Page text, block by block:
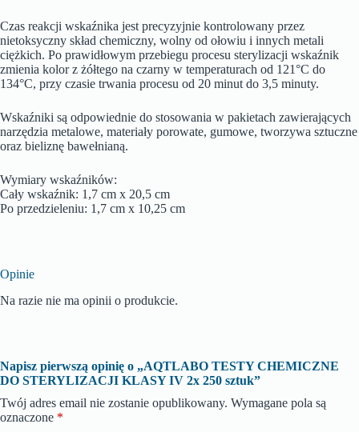
Czas reakcji wskaźnika jest precyzyjnie kontrolowany przez
nietoksyczny skład chemiczny, wolny od ołowiu i innych metali
ciężkich. Po prawidłowym przebiegu procesu sterylizacji wskaźnik
zmienia kolor z żółtego na czarny w temperaturach od 121°C do
134°C, przy czasie trwania procesu od 20 minut do 3,5 minuty.
Wskaźniki są odpowiednie do stosowania w pakietach zawierających
narzędzia metalowe, materiały porowate, gumowe, tworzywa sztuczne
oraz bieliznę bawełnianą.
Wymiary wskaźników:
Cały wskaźnik: 1,7 cm x 20,5 cm
Po przedzieleniu: 1,7 cm x 10,25 cm
Opinie
Na razie nie ma opinii o produkcie.
Napisz pierwszą opinię o „AQTLABO TESTY CHEMICZNE
DO STERYLIZACJI KLASY IV 2x 250 sztuk”
Twój adres email nie zostanie opublikowany. Wymagane pola są
oznaczone *